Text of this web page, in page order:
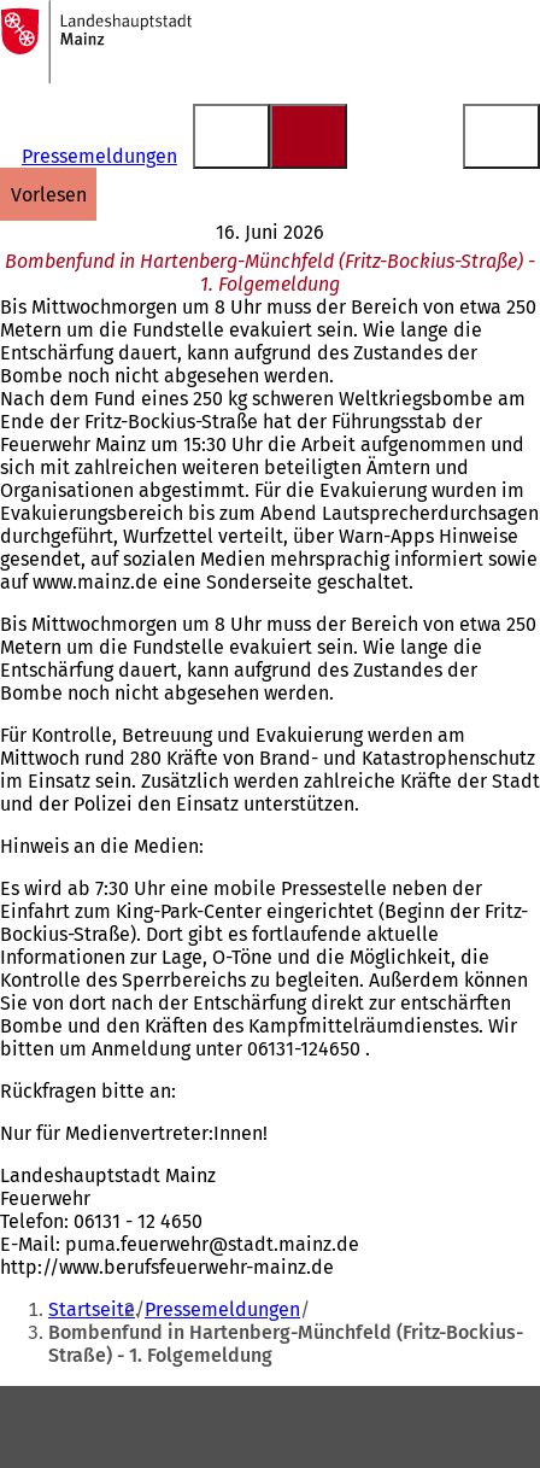
Inhalt anspringen
Zur
Startseite
Pressemeldungen
vorlesen
16. Juni 2026
Bombenfund in Hartenberg-Münchfeld (Fritz-Bockius-Straße) -
1. Folgemeldung
Bis Mittwochmorgen um 8 Uhr muss der Bereich von etwa 250
Metern um die Fundstelle evakuiert sein. Wie lange die
Entschärfung dauert, kann aufgrund des Zustandes der
Bombe noch nicht abgesehen werden.
Nach dem Fund eines 250 kg schweren Weltkriegsbombe am
Ende der Fritz-Bockius-Straße hat der Führungsstab der
Feuerwehr Mainz um 15:30 Uhr die Arbeit aufgenommen und
sich mit zahlreichen weiteren beteiligten Ämtern und
Organisationen abgestimmt. Für die Evakuierung wurden im
Evakuierungsbereich bis zum Abend Lautsprecherdurchsagen
durchgeführt, Wurfzettel verteilt, über Warn-Apps Hinweise
gesendet, auf sozialen Medien mehrsprachig informiert sowie
auf www.mainz.de eine Sonderseite geschaltet.
Bis Mittwochmorgen um 8 Uhr muss der Bereich von etwa 250
Metern um die Fundstelle evakuiert sein. Wie lange die
Entschärfung dauert, kann aufgrund des Zustandes der
Bombe noch nicht abgesehen werden.
Für Kontrolle, Betreuung und Evakuierung werden am
Mittwoch rund 280 Kräfte von Brand- und Katastrophenschutz
im Einsatz sein. Zusätzlich werden zahlreiche Kräfte der Stadt
und der Polizei den Einsatz unterstützen.
Hinweis an die Medien:
Es wird ab 7:30 Uhr eine mobile Pressestelle neben der
Einfahrt zum King-Park-Center eingerichtet (Beginn der Fritz-
Bockius-Straße). Dort gibt es fortlaufende aktuelle
Informationen zur Lage, O-Töne und die Möglichkeit, die
Kontrolle des Sperrbereichs zu begleiten. Außerdem können
Sie von dort nach der Entschärfung direkt zur entschärften
Bombe und den Kräften des Kampfmittelräumdienstes. Wir
bitten um Anmeldung unter 06131-124650 .
Rückfragen bitte an:
Nur für Medienvertreter:Innen!
Landeshauptstadt Mainz
Feuerwehr
Telefon: 06131 - 12 4650
E-Mail: puma.feuerwehr stadt.mainz de
http://www.berufsfeuerwehr-mainz.de
Sie
befinden
sich
hier:
Startseite Pressemeldungen
Bombenfund in Hartenberg-Münchfeld (Fritz-Bockius-
Straße) - 1. Folgemeldung